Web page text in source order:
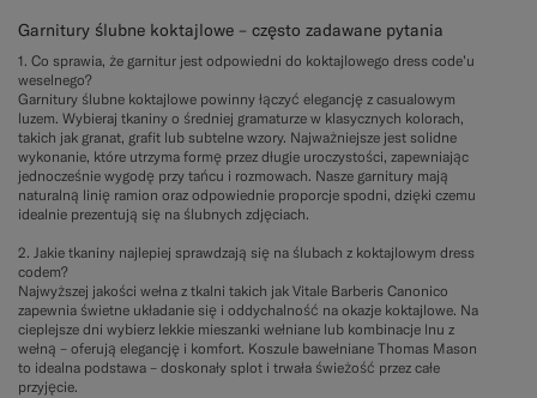
Garnitury ślubne koktajlowe – często zadawane pytania
1. Co sprawia, że garnitur jest odpowiedni do koktajlowego dress code’u
weselnego?
Garnitury ślubne koktajlowe powinny łączyć elegancję z casualowym
luzem. Wybieraj tkaniny o średniej gramaturze w klasycznych kolorach,
takich jak granat, grafit lub subtelne wzory. Najważniejsze jest solidne
wykonanie, które utrzyma formę przez długie uroczystości, zapewniając
jednocześnie wygodę przy tańcu i rozmowach. Nasze garnitury mają
naturalną linię ramion oraz odpowiednie proporcje spodni, dzięki czemu
idealnie prezentują się na ślubnych zdjęciach.
2. Jakie tkaniny najlepiej sprawdzają się na ślubach z koktajlowym dress
codem?
Najwyższej jakości wełna z tkalni takich jak Vitale Barberis Canonico
zapewnia świetne układanie się i oddychalność na okazje koktajlowe. Na
cieplejsze dni wybierz lekkie mieszanki wełniane lub kombinacje lnu z
wełną – oferują elegancję i komfort. Koszule bawełniane Thomas Mason
to idealna podstawa – doskonały splot i trwała świeżość przez całe
przyjęcie.